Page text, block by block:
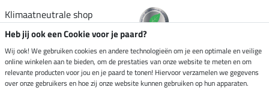
Klimaatneutrale shop
Verzending per
Heb jij ook een Cookie voor je paard?
Wij ook! We gebruiken cookies en andere technologieën om je een optimale en veilige
online winkelen aan te bieden, om de prestaties van onze website te meten en om
relevante producten voor jou en je paard te tonen! Hiervoor verzamelen we gegevens
over onze gebruikers en hoe zij onze website kunnen gebruiken op hun apparaten.